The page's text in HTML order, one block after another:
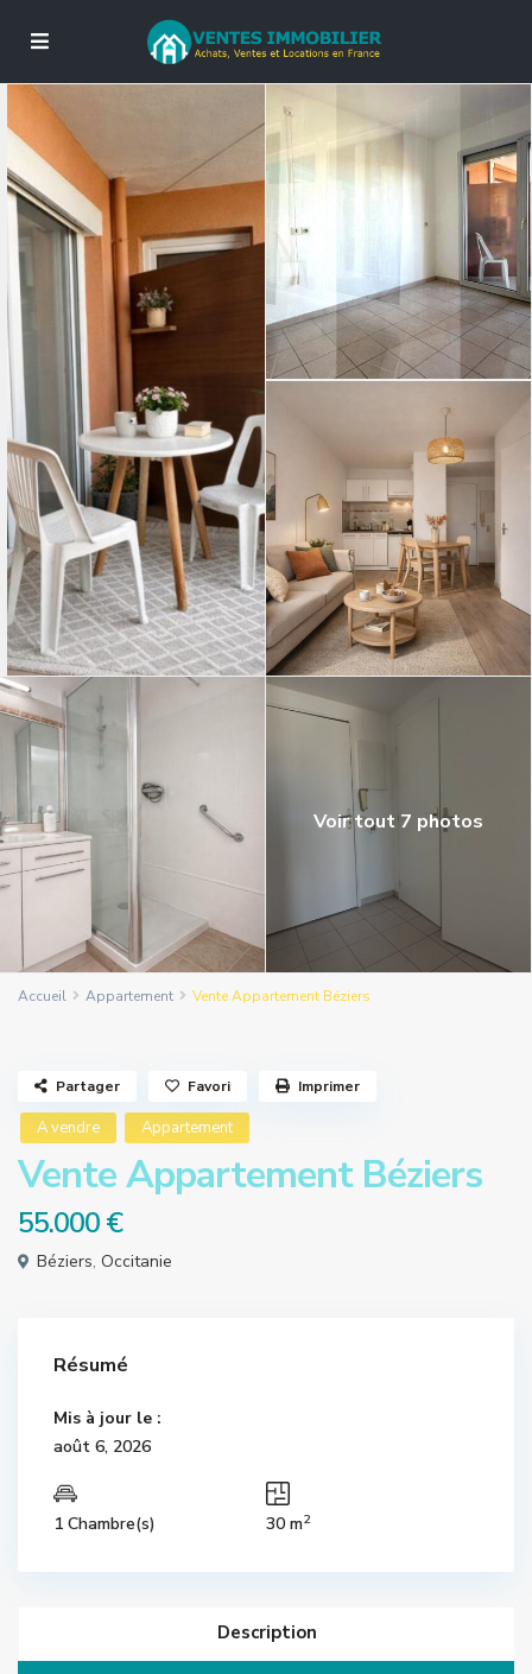
Voir tout 7 photos
Accueil Appartement Vente Appartement Béziers
A vendre Appartement
Vente Appartement Béziers
55.000 €
Béziers, Occitanie
Partager Favori Imprimer
Résumé
Mis à jour le :
août 6, 2026
1 Chambre(s) 30 m2
Description